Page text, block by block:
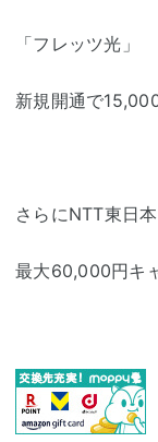
「フレッツ光」
新規開通で
さらにNTT東日
最大60,000円キ